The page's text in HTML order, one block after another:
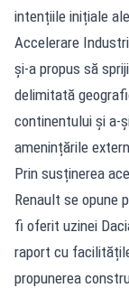
intențiile inițiale
Accelerare
și-a propus să
delimitată
continentului și a-
amenințările
Prin susținerea
Renault se opune
fi oferit uzinei
raport cu
propunerea